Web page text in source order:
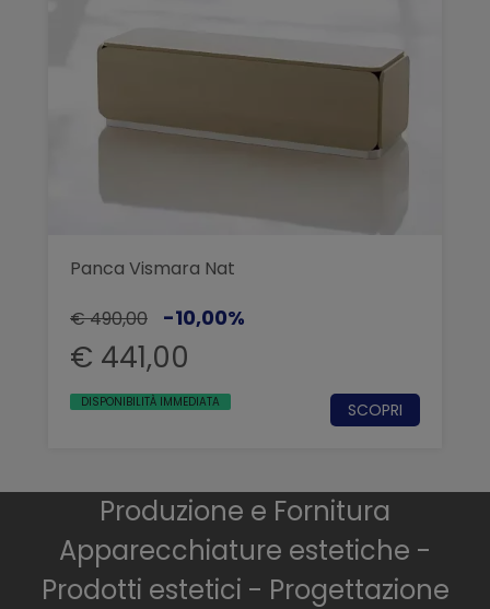
Panca Vismara Nat
€ 490,00
-10,00%
€ 441,00
DISPONIBILITÀ IMMEDIATA SCOPRI
Produzione e Fornitura
Apparecchiature estetiche -
Prodotti estetici - Progettazione